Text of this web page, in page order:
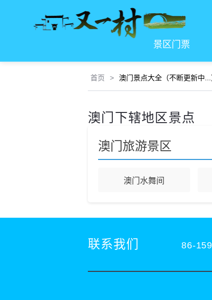
景区门票
首页 > 澳门景点大全（不断更新中...
澳门下辖地区景点
澳门旅游景区
澳门水舞间
联系我们 86-